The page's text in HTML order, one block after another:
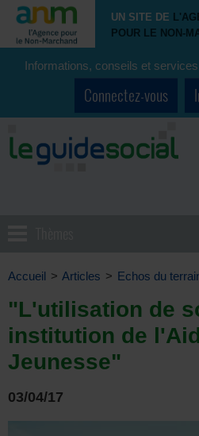
UN SITE DE
POUR LE NON-
Informations, conseils et
Connectez-vous
Accueil > Articles > Echos du
"L'utilisation de
institution de
Jeunesse"
03/04/17